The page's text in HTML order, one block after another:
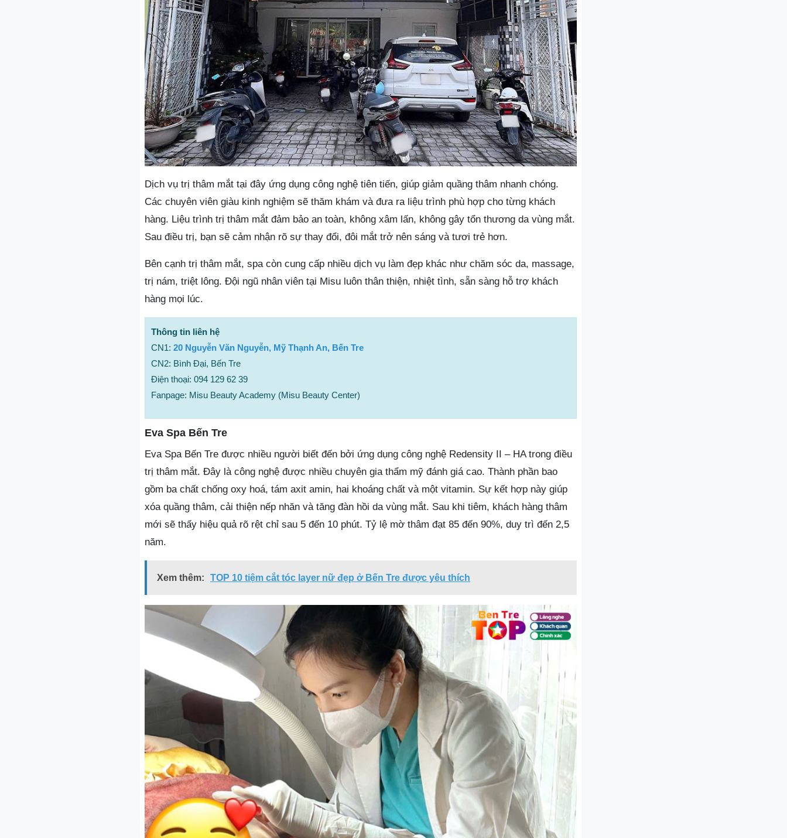
Dịch vụ trị thâm mắt tại đây ứng dụng công nghệ tiên tiến, giúp giảm quầng thâm nhanh chóng.
Các chuyên viên giàu kinh nghiệm sẽ thăm khám và đưa ra liệu trình phù hợp cho từng khách
hàng. Liệu trình trị thâm mắt đảm bảo an toàn, không xâm lấn, không gây tổn thương da vùng mắt.
Sau điều trị, bạn sẽ cảm nhận rõ sự thay đổi, đôi mắt trở nên sáng và tươi trẻ hơn.
Bên cạnh trị thâm mắt, spa còn cung cấp nhiều dịch vụ làm đẹp khác như chăm sóc da, massage,
trị nám, triệt lông. Đội ngũ nhân viên tại Misu luôn thân thiện, nhiệt tình, sẵn sàng hỗ trợ khách
hàng mọi lúc.
Thông tin liên hệ
CN1: 20 Nguyễn Văn Nguyễn, Mỹ Thạnh An, Bến Tre
CN2: Bình Đại, Bến Tre
Điện thoại: 094 129 62 39
Fanpage: Misu Beauty Academy (Misu Beauty Center)
Eva Spa Bến Tre
Eva Spa Bến Tre được nhiều người biết đến bởi ứng dụng công nghệ Redensity II – HA trong điều
trị thâm mắt. Đây là công nghệ được nhiều chuyên gia thẩm mỹ đánh giá cao. Thành phần bao
gồm ba chất chống oxy hoá, tám axit amin, hai khoáng chất và một vitamin. Sự kết hợp này giúp
xóa quầng thâm, cải thiện nếp nhăn và tăng đàn hồi da vùng mắt. Sau khi tiêm, khách hàng thâm
mới sẽ thấy hiệu quả rõ rệt chỉ sau 5 đến 10 phút. Tỷ lệ mờ thâm đạt 85 đến 90%, duy trì đến 2,5
năm.
Xem thêm: TOP 10 tiệm cắt tóc layer nữ đẹp ở Bến Tre được yêu thích